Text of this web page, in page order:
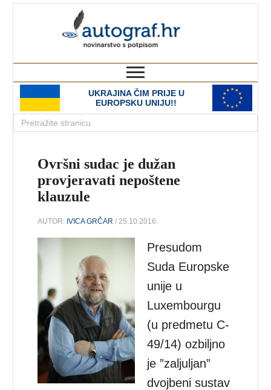
UKRAJINA ČIM PRIJE U
EUROPSKU UNIJU!!
Ovršni sudac je dužan
provjeravati nepoštene
klauzule
AUTOR: IVICA GRČAR / 25.10.2016.
Presudom
Suda Europske
unije u
Luxembourgu
(u predmetu C-
49/14) ozbiljno
je ”zaljuljan”
dvojbeni sustav